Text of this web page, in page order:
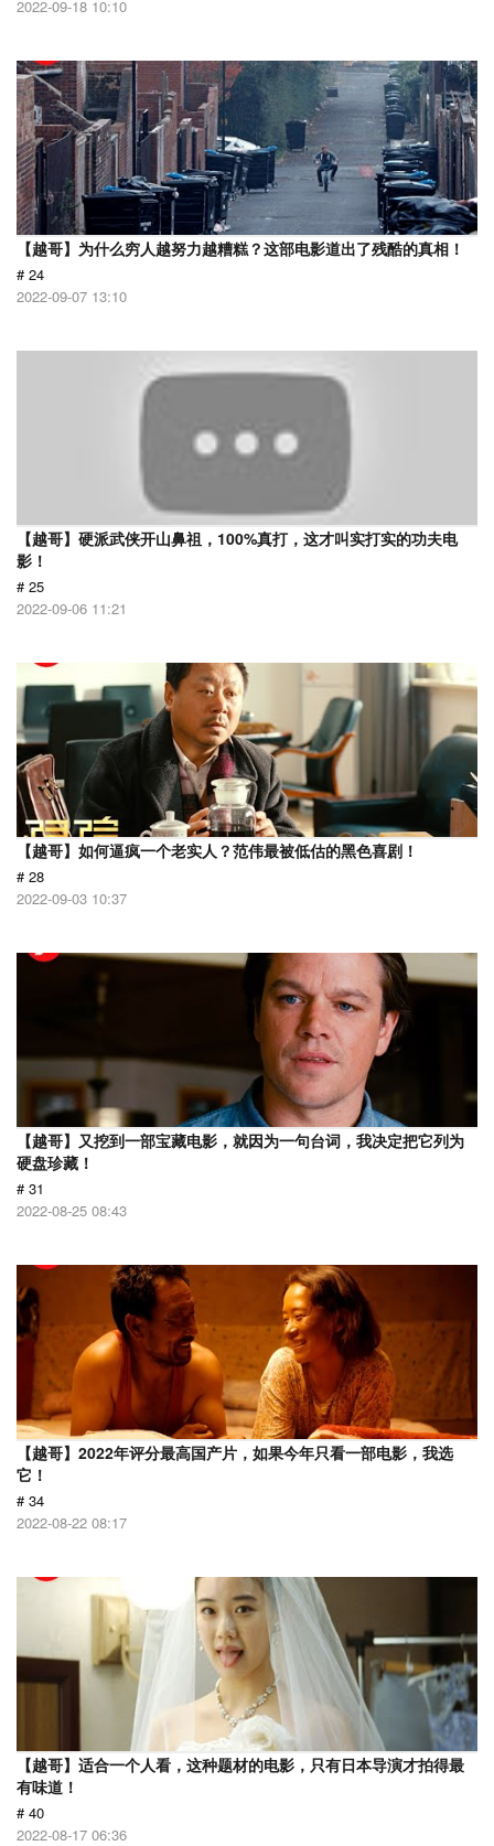
2022-09-18 10:10
【越哥】为什么穷人越努力越糟糕？这部电影道出了残酷的真相！
# 24
2022-09-07 13:10
【越哥】硬派武侠开山鼻祖，100%真打，这才叫实打实的功夫电
影！
# 25
2022-09-06 11:21
【越哥】如何逼疯一个老实人？范伟最被低估的黑色喜剧！
# 28
2022-09-03 10:37
【越哥】又挖到一部宝藏电影，就因为一句台词，我决定把它列为
硬盘珍藏！
# 31
2022-08-25 08:43
【越哥】2022年评分最高国产片，如果今年只看一部电影，我选
它！
# 34
2022-08-22 08:17
【越哥】适合一个人看，这种题材的电影，只有日本导演才拍得最
有味道！
# 40
2022-08-17 06:36